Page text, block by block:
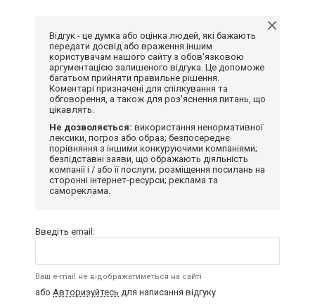
Відгук - це думка або оцінка людей, які бажають
передати досвід або враження іншим
користувачам нашого сайту з обов'язковою
аргументацією залишеного відгука. Це допоможе
багатьом прийняти правильне рішення.
Коментарі призначені для спілкування та
обговорення, а також для роз'яснення питань, що
цікавлять.
Не дозволяється: використання ненормативної
лексики, погроз або образ; безпосереднє
порівняння з іншими конкуруючими компаніями;
безпідставні заяви, що ображають діяльність
компанії і / або її послуги; розміщення посилань на
сторонні інтернет-ресурси; реклама та
самореклама.
Введіть email:
Ваш e-mail не відображатиметься на сайті
або Авторизуйтесь для написання відгуку